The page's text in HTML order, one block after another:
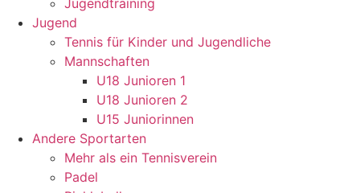
Jugendtraining
Jugend
Tennis für Kinder und Jugendliche
Mannschaften
U18 Junioren 1
U18 Junioren 2
U15 Juniorinnen
Andere Sportarten
Mehr als ein Tennisverein
Padel